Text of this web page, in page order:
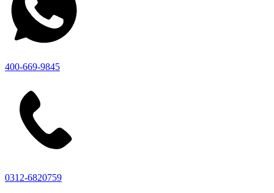
400-669-9845
0312-6820759